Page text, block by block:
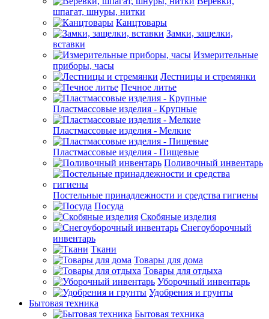
шпагат, шнуры, нитки
Канцтовары
Замки, защелки,
вставки
Измерительные
приборы, часы
Лестницы и стремянки
Печное литье
Пластмассовые изделия - Крупные
Пластмассовые изделия - Мелкие
Пластмассовые изделия - Пищевые
Поливочный инвентарь
Постельные принадлежности и средства гигиены
Посуда
Скобяные изделия
Снегоуборочный
инвентарь
Ткани
Товары для дома
Товары для отдыха
Уборочный инвентарь
Удобрения и грунты
Бытовая техника
Бытовая техника